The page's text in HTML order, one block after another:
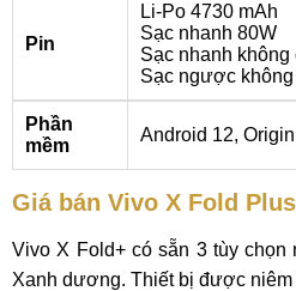
Pin
Li-Po 4730 mAh
Sạc nhanh 80W
Sạc nhanh không
Sạc ngược
Phần
mềm
Android 12,
Giá bán Vivo X Fold Plus
Vivo X Fold+ có sẵn 3 tùy
Xanh dương. Thiết bị được niêm